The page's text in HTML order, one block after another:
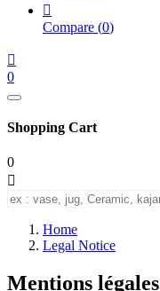

Compare (0)

0
Shopping Cart
0

Home
Legal Notice
Mentions légales